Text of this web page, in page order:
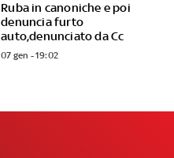
Ruba in canoniche e poi
denuncia furto
auto,denunciato da Cc
07 gen - 19:02